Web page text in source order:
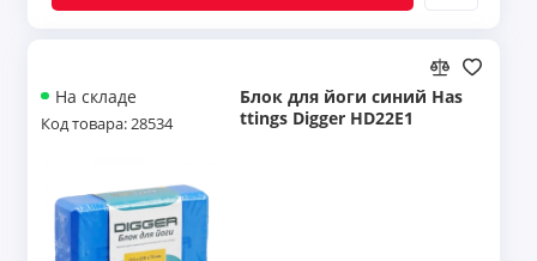
На складе
Код товара: 28534
Блок для йоги синий Has
ttings Digger HD22E1